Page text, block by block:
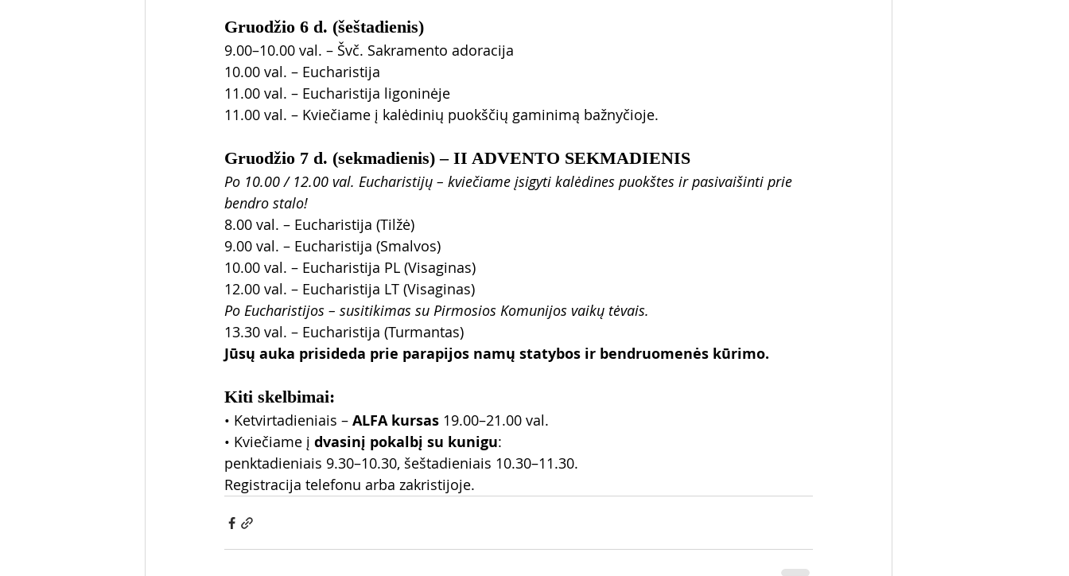
Gruodžio 6 d. (šeštadienis)
9.00–10.00 val. – Švč. Sakramento adoracija
10.00 val. – Eucharistija
11.00 val. – Eucharistija ligoninėje
11.00 val. – Kviečiame į kalėdinių puokščių gaminimą bažnyčioje.
Gruodžio 7 d. (sekmadienis) – II ADVENTO SEKMADIENIS
Po 10.00 / 12.00 val. Eucharistijų – kviečiame įsigyti kalėdines puokštes ir pasivaišinti prie
bendro stalo!
8.00 val. – Eucharistija (Tilžė)
9.00 val. – Eucharistija (Smalvos)
10.00 val. – Eucharistija PL (Visaginas)
12.00 val. – Eucharistija LT (Visaginas)
Po Eucharistijos – susitikimas su Pirmosios Komunijos vaikų tėvais.
13.30 val. – Eucharistija (Turmantas)
Jūsų auka prisideda prie parapijos namų statybos ir bendruomenės kūrimo.
Kiti skelbimai:
• Ketvirtadieniais – ALFA kursas 19.00–21.00 val.
• Kviečiame į dvasinį pokalbį su kunigu:
penktadieniais 9.30–10.30, šeštadieniais 10.30–11.30.
Registracija telefonu arba zakristijoje.